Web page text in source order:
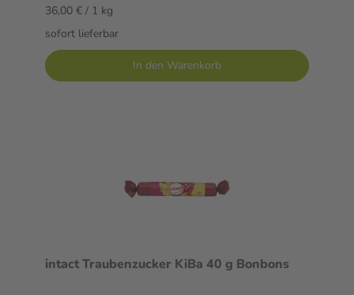
36,00 € / 1 kg
sofort lieferbar
In den Warenkorb
intact Traubenzucker KiBa 40 g Bonbons